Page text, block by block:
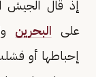
إذ قال الجيش
على البحرين و
إحباطها أو